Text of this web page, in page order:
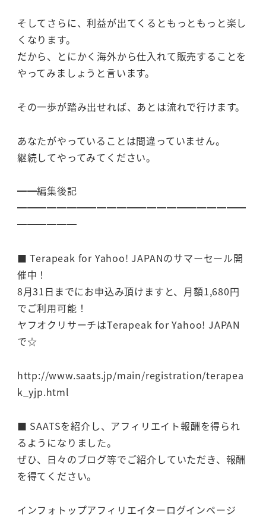
そしてさらに、利益が出てくるともっともっと楽し
くなります。
だから、とにかく海外から仕入れて販売することを
やってみましょうと言います。
その一歩が踏み出せれば、あとは流れで行けます。
あなたがやっていることは間違っていません。
継続してやってみてください。
━━編集後記
━━━━━━━━━━━━━━━━━━━━━━━
━━━━━━
■ Terapeak for Yahoo! JAPANのサマーセール開
催中！
8月31日までにお申込み頂けますと、月額1,680円
でご利用可能！
ヤフオクリサーチはTerapeak for Yahoo! JAPAN
で☆
http://www.saats.jp/main/registration/terapea
k_yjp.html
■ SAATSを紹介し、アフィリエイト報酬を得られ
るようになりました。
ぜひ、日々のブログ等でご紹介していただき、報酬
を得てください。
インフォトップアフィリエイターログインページ